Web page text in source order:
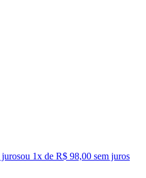
ou 1x de R$ 98,00 sem juros